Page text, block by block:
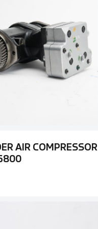
AIR COMPRESSOR